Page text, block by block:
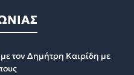
τον Δημήτρη Καιρίδη με